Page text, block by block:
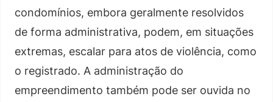
condomínios, embora geralmente resolvidos
de forma administrativa, podem, em situações
extremas, escalar para atos de violência, como
o registrado. A administração do
empreendimento também pode ser ouvida no